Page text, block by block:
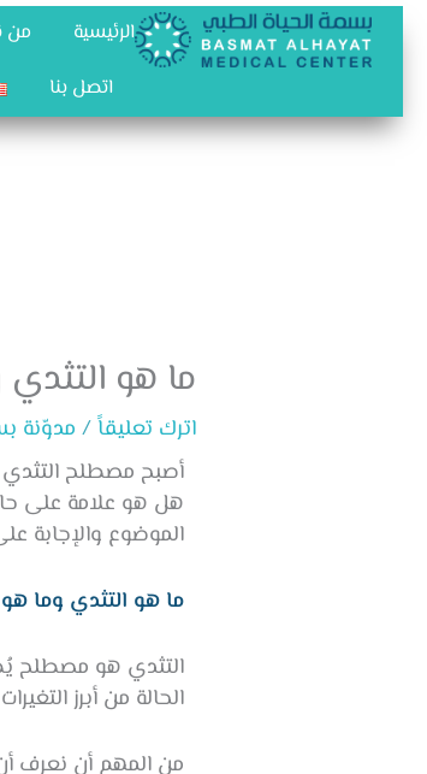
تخطي
المحتوى
الرئيسية من
اتصل بنا
ما هو
اترك تعليقاً/ مدوّنة
أصبح مصطلح التثدي
هل هو علامة على
الموضوع والإجابة
ما هو التثدي وما
التثدي هو مصطلح
الحالة من أبرز
من المهم أن نعرف